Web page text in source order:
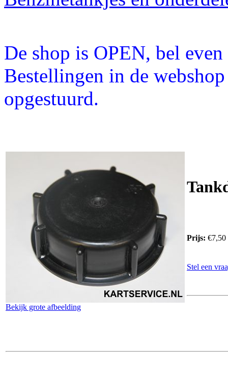
De shop is OPEN, bel
Bestellingen in de
opgestuurd.
Bekijk grote afbeelding
Prijs: €7,50
Stel een